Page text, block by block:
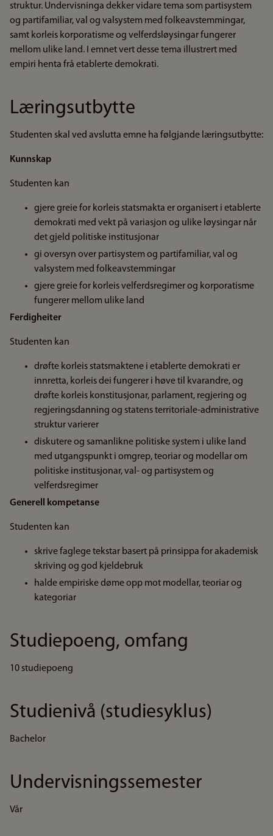
struktur. Undervisninga dekker vidare tema som partisystem
og partifamiliar, val og valsystem med folkeavstemmingar,
samt korleis korporatisme og velferdsløysingar fungerer
mellom ulike land. I emnet vert desse tema illustrert med
empiri henta frå etablerte demokrati.
Læringsutbytte
Studenten skal ved avslutta emne ha følgjande læringsutbytte:
Kunnskap
Studenten kan
gjere greie for korleis statsmakta er organisert i etablerte
demokrati med vekt på variasjon og ulike løysingar når
det gjeld politiske institusjonar
gi oversyn over partisystem og partifamiliar, val og
valsystem med folkeavstemmingar
gjere greie for korleis velferdsregimer og korporatisme
fungerer mellom ulike land
Ferdigheiter
Studenten kan
drøfte korleis statsmaktene i etablerte demokrati er
innretta, korleis dei fungerer i høve til kvarandre, og
drøfte korleis konstitusjonar, parlament, regjering og
regjeringsdanning og statens territoriale-administrative
struktur varierer
diskutere og samanlikne politiske system i ulike land
med utgangspunkt i omgrep, teoriar og modellar om
politiske institusjonar, val- og partisystem og
velferdsregimer
Generell kompetanse
Studenten kan
skrive faglege tekstar basert på prinsippa for akademisk
skriving og god kjeldebruk
halde empiriske døme opp mot modellar, teoriar og
kategoriar
Studiepoeng, omfang
10 studiepoeng
Studienivå (studiesyklus)
Bachelor
Undervisningssemester
Vår